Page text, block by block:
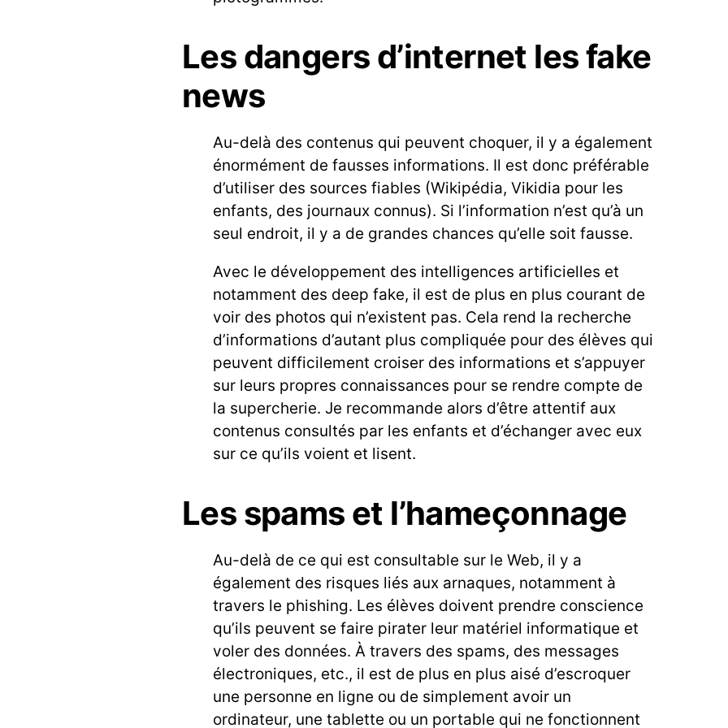
Les dangers d’internet les fake
news
Au-delà des contenus qui peuvent choquer, il y a également
énormément de fausses informations. Il est donc préférable
d’utiliser des sources fiables (Wikipédia, Vikidia pour les
enfants, des journaux connus). Si l’information n’est qu’à un
seul endroit, il y a de grandes chances qu’elle soit fausse.
Avec le développement des intelligences artificielles et
notamment des deep fake, il est de plus en plus courant de
voir des photos qui n’existent pas. Cela rend la recherche
d’informations d’autant plus compliquée pour des élèves qui
peuvent difficilement croiser des informations et s’appuyer
sur leurs propres connaissances pour se rendre compte de
la supercherie. Je recommande alors d’être attentif aux
contenus consultés par les enfants et d’échanger avec eux
sur ce qu’ils voient et lisent.
Les spams et l’hameçonnage
Au-delà de ce qui est consultable sur le Web, il y a
également des risques liés aux arnaques, notamment à
travers le phishing. Les élèves doivent prendre conscience
qu’ils peuvent se faire pirater leur matériel informatique et
voler des données. À travers des spams, des messages
électroniques, etc., il est de plus en plus aisé d’escroquer
une personne en ligne ou de simplement avoir un
ordinateur, une tablette ou un portable qui ne fonctionnent